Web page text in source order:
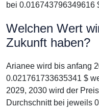
bei 0.016743796349616
Welchen Wert
Zukunft haben?
Arianee wird bis anfang
0.021761733635341 $
2029, 2030 wird der
Durchschnitt bei jeweils